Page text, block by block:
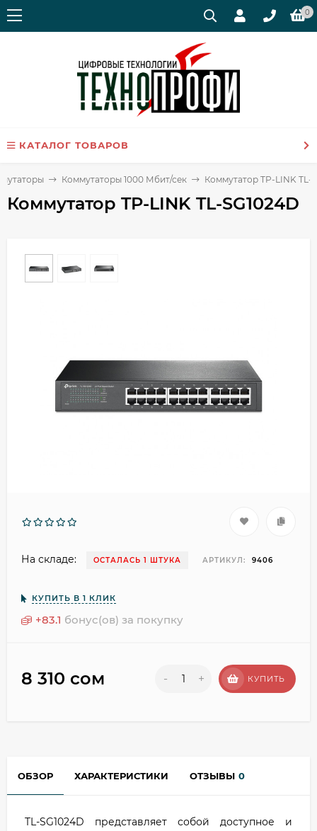
0
КАТАЛОГ ТОВАРОВ
Коммутаторы 1000 Мбит/сек Коммутатор TP-LINK TL-
Коммутатор TP-LINK TL-SG1024D
На складе: ОСТАЛАСЬ 1 ШТУКА АРТИКУЛ: 9406
КУПИТЬ В 1 КЛИК
+83.1 бонус(ов) за покупку
8 310 сом - + КУПИТЬ
ОБЗОР ХАРАКТЕРИСТИКИ ОТЗЫВЫ 0
TL-SG1024D представляет собой доступное и